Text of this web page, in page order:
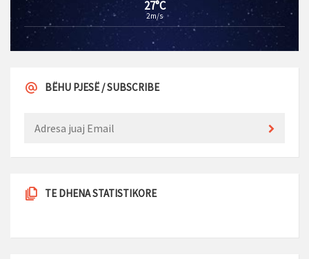
27°C
2m/s
BËHU PJESË / SUBSCRIBE
TE DHENA STATISTIKORE